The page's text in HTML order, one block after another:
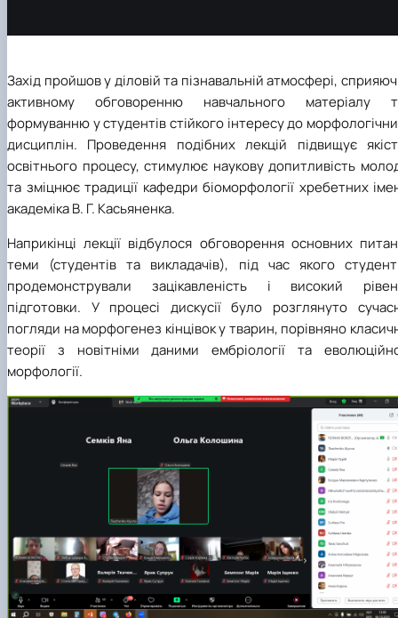
Захід пройшов у діловій та пізнавальній атмосфері,
активному обговоренню навчального матеріалу
формуванню у студентів стійкого інтересу до
дисциплін. Проведення подібних лекцій підвищує
освітнього процесу, стимулює наукову допитливість
та зміцнює традиції кафедри біоморфології хребетних
академіка В. Г. Касьяненка.
Наприкінці лекції відбулося обговорення основних
теми (студентів та викладачів), під час якого
продемонстрували зацікавленість і високий
підготовки. У процесі дискусії було розглянуто
погляди на морфогенез кінцівок у тварин, порівняно
теорії з новітніми даними ембріології та
морфології.